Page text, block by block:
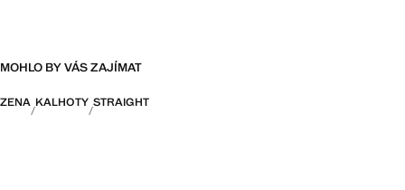
MOHLO BY VÁS ZAJÍMAT
ZENA KALHOTY STRAIGHT